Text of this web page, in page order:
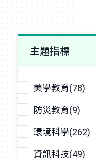
主題指標
美學教育(78)
防災教育(9)
環境科學(262)
資訊科技(49)